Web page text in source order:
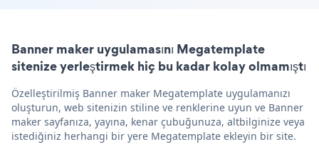
Banner maker uygulamasını Megatemplate
sitenize yerleştirmek hiç bu kadar kolay olmamıştı
Özelleştirilmiş Banner maker Megatemplate uygulamanızı
oluşturun, web sitenizin stiline ve renklerine uyun ve Banner
maker sayfanıza, yayına, kenar çubuğunuza, altbilginize veya
istediğiniz herhangi bir yere Megatemplate ekleyin bir site.